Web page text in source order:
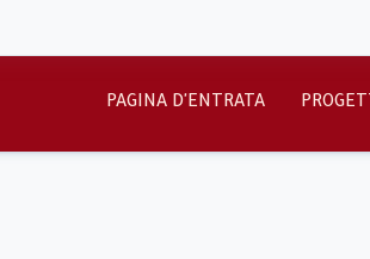
PAGINA D'ENTRATA